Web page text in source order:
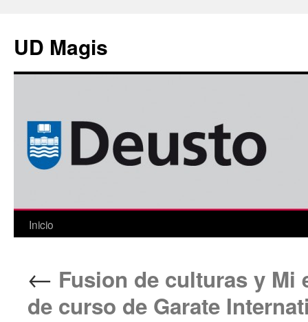
contenido
UD Magis
Inicio
← Fusion de culturas y Mi
de curso de Garate